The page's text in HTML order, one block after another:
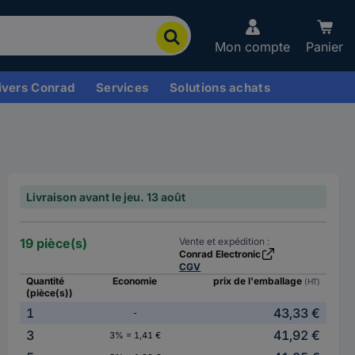
Mon compte Panier
Conrad Services Solutions achats
Livraison avant le jeu. 13 août
19 pièce(s)
Vente et expédition :
Conrad Electronic
CGV
Quantité
(pièce(s))
Economie prix de l'emballage (HT)
1 -
43,33 €
3
3% = 1,41 €
41,92 €